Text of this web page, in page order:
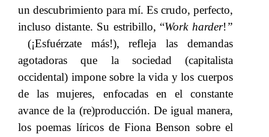
un descubrimiento para mí. Es crudo, perfecto,
incluso distante. Su estribillo, ​​ “Work harder!”​​
(¡Esfuérzate más!),​​refleja las demandas
agotadoras que la sociedad (capitalista
occidental) impone sobre la vida y los cuerpos
de las mujeres, enfocadas​​ en el constante
avance de la (re)producción. De igual manera,
los poemas líricos de Fiona Benson sobre el